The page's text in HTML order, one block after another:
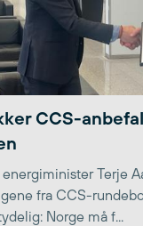
CCS-
Terje
fra CCS-
Norge må f...